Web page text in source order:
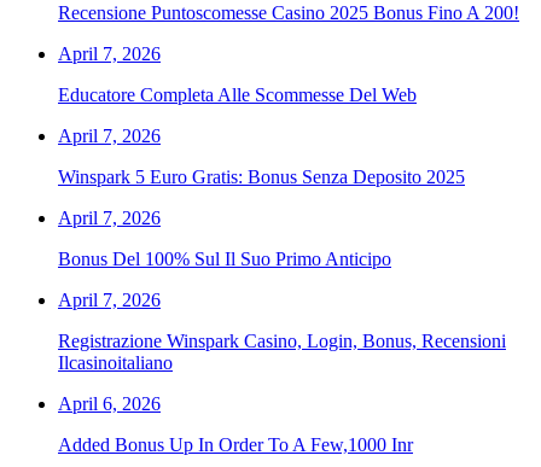
Recensione Puntoscomesse Casino 2025 Bonus Fino A 200!
April 7, 2026
Educatore Completa Alle Scommesse Del Web
April 7, 2026
Winspark 5 Euro Gratis: Bonus Senza Deposito 2025
April 7, 2026
Bonus Del 100% Sul Il Suo Primo Anticipo
April 7, 2026
Registrazione Winspark Casino, Login, Bonus, Recensioni
Ilcasinoitaliano
April 6, 2026
Added Bonus Up In Order To A Few,1000 Inr